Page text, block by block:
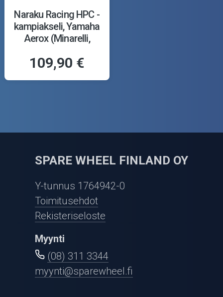
Naraku Racing HPC -
kampiakseli, Yamaha
Aerox (Minarelli,
109,90 €
SPARE WHEEL FINLAND OY
Y-tunnus 1764942-0
Toimitusehdot
Rekisteriseloste
Myynti
(08) 311 3344
myynti@sparewheel.fi